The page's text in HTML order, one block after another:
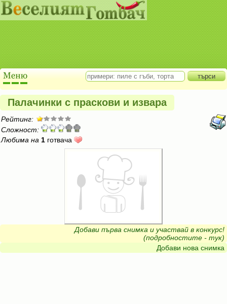
Палачинки с праскови и извара
Рейтинг:
Сложност:
Любима на 1 готвача
Добави първа снимка и участвай в конкурс!
(подробностите - тук)
Добави нова снимка